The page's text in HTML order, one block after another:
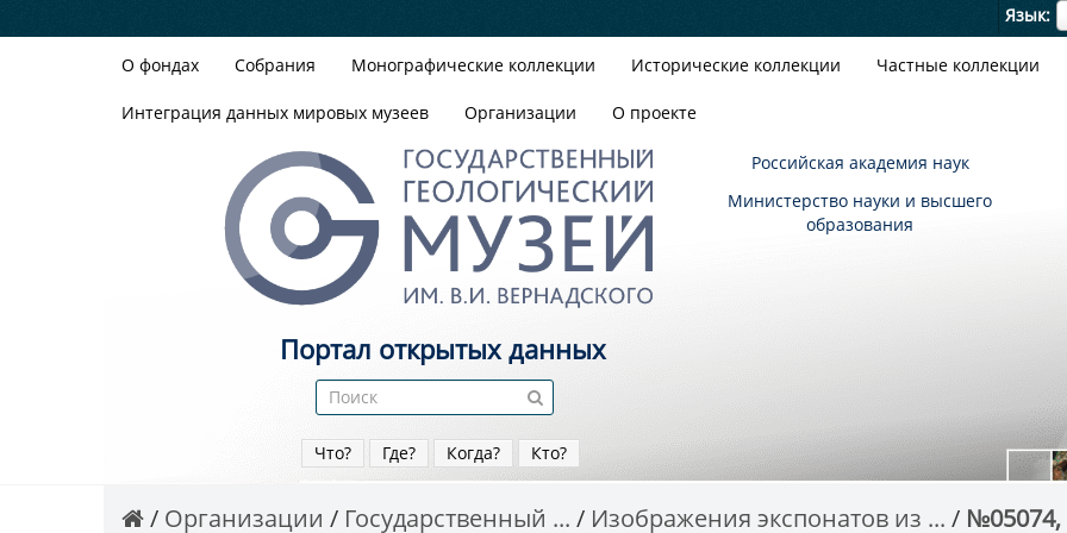
Язык
О фондах Собрания Монографические коллекции Исторические коллекции Частные коллекции
Интеграция данных мировых музеев Организации О проекте
Российская академия наук
Министерство науки и высшего
образования
Портал открытых данных
Что? Где? Когда? Кто?
Организации Государственный ... Изображения экспонатов из ... №05074,